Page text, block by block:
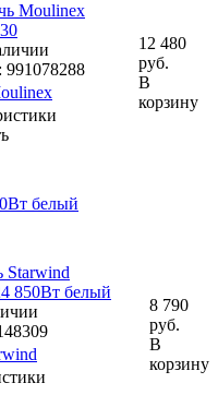
Moulinex
991078288
12 480
руб.
В
корзину
белый
Starwind
850Вт белый
8 790
руб.
В
корзину